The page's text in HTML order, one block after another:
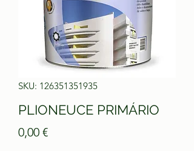
SKU: 126351351935
PLIONEUCE PRIMÁRIO
0,00 €Preço